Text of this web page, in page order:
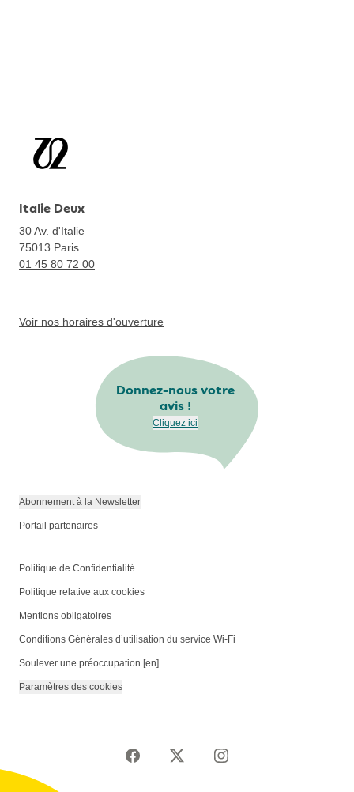
Italie Deux
30 Av. d'Italie
75013 Paris
01 45 80 72 00
Voir nos horaires d'ouverture
Donnez-nous votre
avis !
Cliquez ici
Abonnement à la Newsletter
Portail partenaires
Politique de Confidentialité
Politique relative aux cookies
Mentions obligatoires
Conditions Générales d’utilisation du service Wi-Fi
Soulever une préoccupation [en]
Paramètres des cookies